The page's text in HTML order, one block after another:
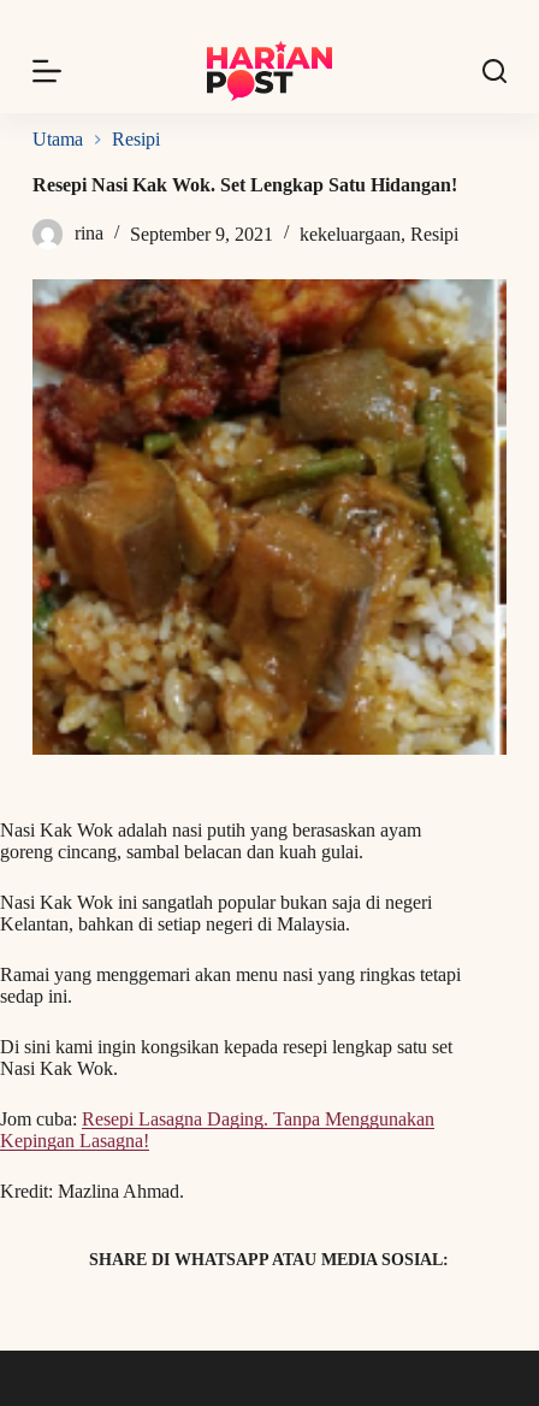
p
o
o
n
Utama Resipi
Resepi Nasi Kak Wok. Set Lengkap Satu Hidangan!
rina September 9, 2021 kekeluargaan, Resipi
Nasi Kak Wok adalah nasi putih yang berasaskan ayam
goreng cincang, sambal belacan dan kuah gulai.
Nasi Kak Wok ini sangatlah popular bukan saja di negeri
Kelantan, bahkan di setiap negeri di Malaysia.
Ramai yang menggemari akan menu nasi yang ringkas tetapi
sedap ini.
Di sini kami ingin kongsikan kepada resepi lengkap satu set
Nasi Kak Wok.
Jom cuba: Resepi Lasagna Daging. Tanpa Menggunakan
Kepingan Lasagna!
Kredit: Mazlina Ahmad.
SHARE DI WHATSAPP ATAU MEDIA SOSIAL: